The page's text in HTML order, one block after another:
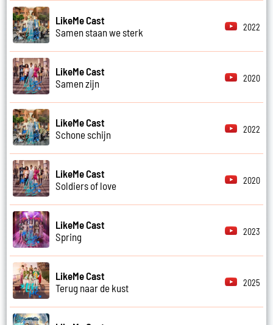
LikeMe Cast
Samen staan we sterk
2022
LikeMe Cast
Samen zijn
2020
LikeMe Cast
Schone schijn
2022
LikeMe Cast
Soldiers of love
2020
LikeMe Cast
Spring
2023
LikeMe Cast
Terug naar de kust
2025